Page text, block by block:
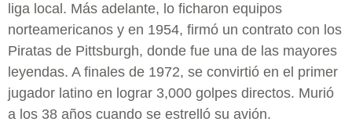
liga local. Más adelante, lo ficharon equipos
norteamericanos y en 1954, firmó un contrato con los
Piratas de Pittsburgh, donde fue una de las mayores
leyendas. A finales de 1972, se convirtió en el primer
jugador latino en lograr 3,000 golpes directos. Murió
a los 38 años cuando se estrelló su avión.